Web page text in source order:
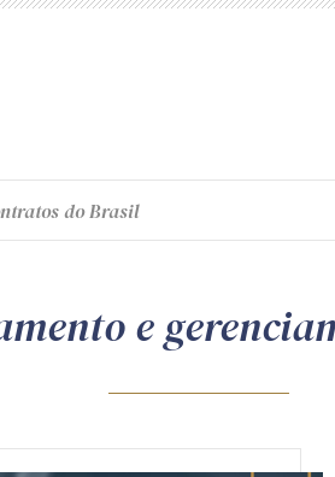
do Brasil
e